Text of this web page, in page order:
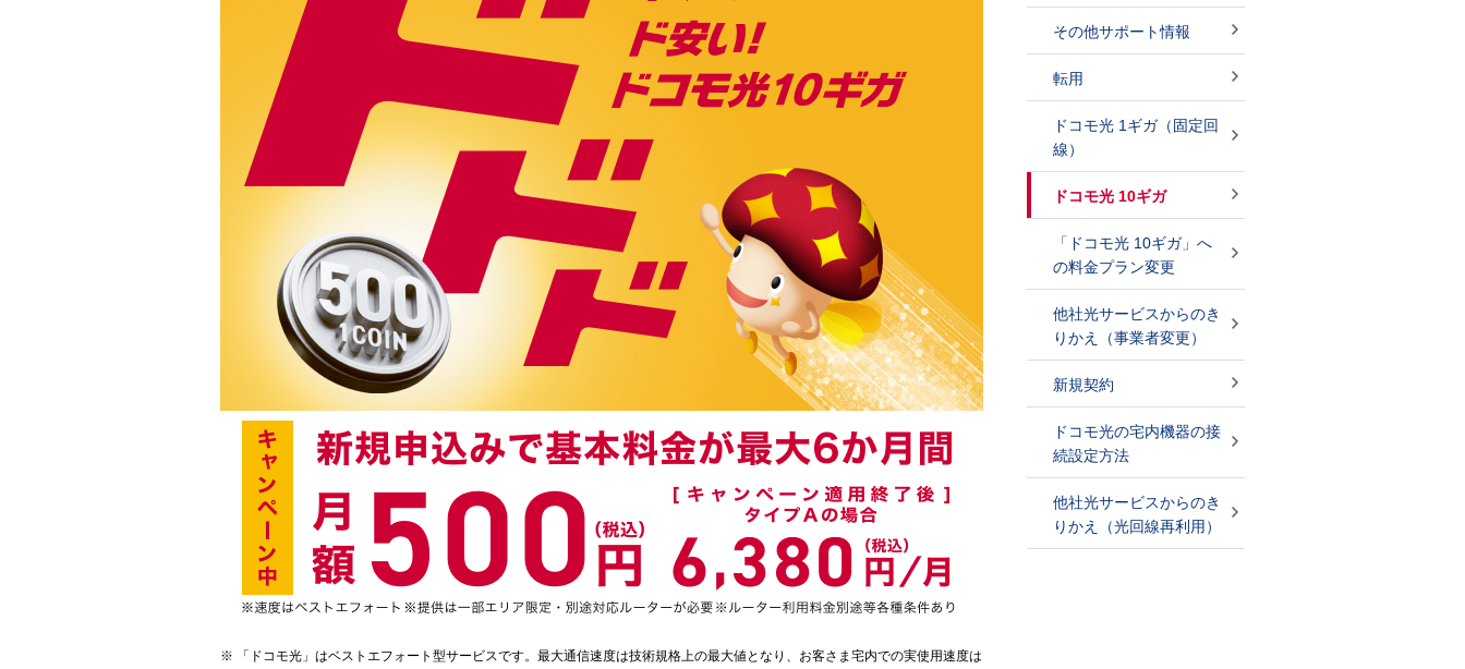
「ドコモ光」はベストエフォート型サービスです。最大通信速度は技術規格上の最大値となり、お客さま宅内での実使用速度は
その他サポート情報
転用
ドコモ光 1ギガ（固定回
線）
ドコモ光 10ギガ
「ドコモ光 10ギガ」へ
の料金プラン変更
他社光サービスからのき
りかえ（事業者変更）
新規契約
ドコモ光の宅内機器の接
続設定方法
他社光サービスからのき
りかえ（光回線再利用）